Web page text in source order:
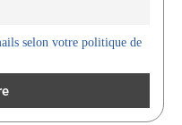
selon votre politique de